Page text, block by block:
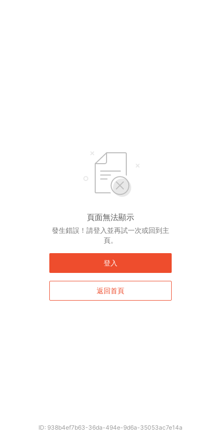
頁面無法顯示
發生錯誤！請登入並再試一次或回到主
頁。
登入
返回首頁
ID: 938b4ef7b63-36da-494e-9d6a-35053ac7e14a